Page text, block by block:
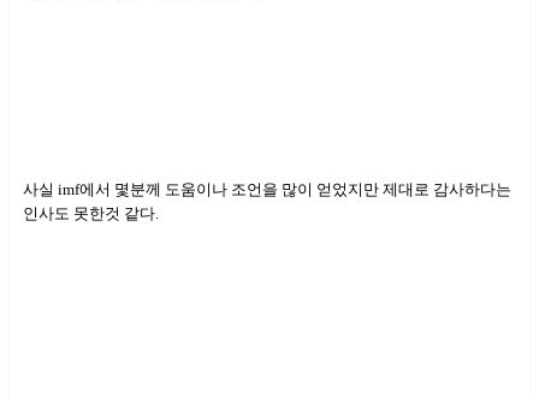
사실 imf에서 몇분께 도움이나 조언을 많이 얻었지만 제대로 감사하다는
인사도 못한것 같다.